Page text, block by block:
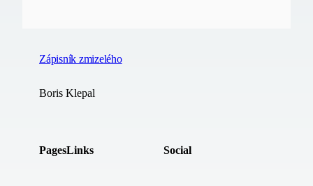
Zápisník zmizelého
Boris Klepal
PagesLinks Social